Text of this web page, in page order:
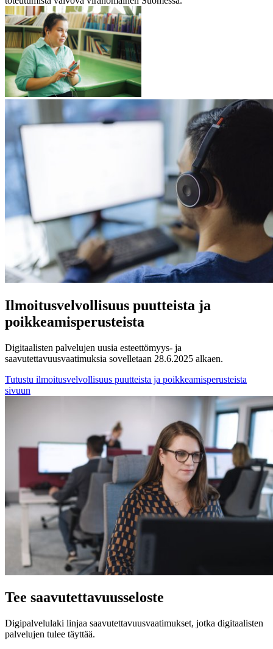
Ilmoitusvelvollisuus puutteista ja
poikkeamisperusteista
Digitaalisten palvelujen uusia esteettömyys- ja
saavutettavuusvaatimuksia sovelletaan 28.6.2025 alkaen.
Tutustu ilmoitusvelvollisuus puutteista ja poikkeamisperusteista
sivuun
Tee saavutettavuusseloste
Digipalvelulaki linjaa saavutettavuusvaatimukset, jotka digitaalisten
palvelujen tulee täyttää.